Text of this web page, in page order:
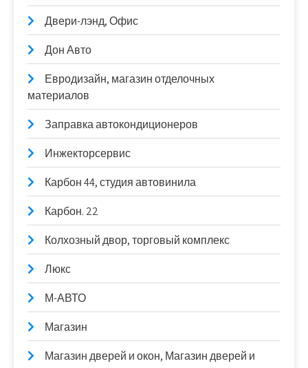
Двери-лэнд, Офис
Дон Авто
Евродизайн, магазин отделочных
материалов
Заправка автокондиционеров
Инжекторсервис
Карбон 44, студия автовинила
Карбон. 22
Колхозный двор, торговый комплекс
Люкс
М-АВТО
Магазин
Магазин дверей и окон, Магазин дверей и